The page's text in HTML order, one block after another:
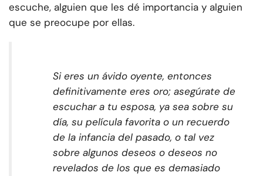
escuche, alguien que les dé importancia y alguien
que se preocupe por ellas.
Si eres un ávido oyente, entonces
definitivamente eres oro; asegúrate de
escuchar a tu esposa, ya sea sobre su
día, su película favorita o un recuerdo
de la infancia del pasado, o tal vez
sobre algunos deseos o deseos no
revelados de los que es demasiado